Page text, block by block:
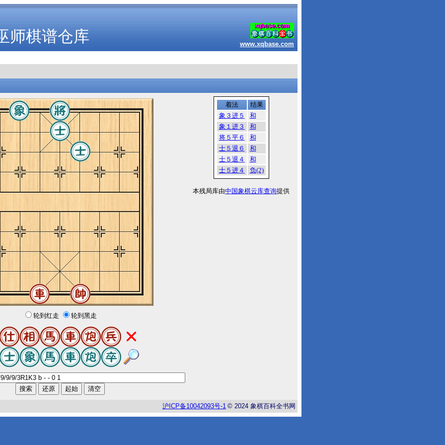
师棋谱仓库 www.xqbase.com
轮到红走 轮到黑走
着法
结果
象３进５
和
象１进３
和
将５平６
和
士５退６
和
士５退４
和
士５进４
负(2)
本残局库由中国象棋云库查询提供
沪 ICP备10042093号-1 © 2024 象棋百科全书网